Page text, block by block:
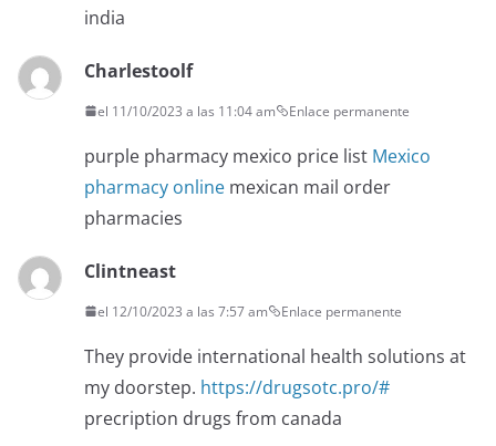
india
Charlestoolf
el 11/10/2023 a las 11:04 am Enlace permanente
purple pharmacy mexico price list Mexico
pharmacy online mexican mail order
pharmacies
Clintneast
el 12/10/2023 a las 7:57 am Enlace permanente
They provide international health solutions at
my doorstep. https://drugsotc.pro/#
precription drugs from canada